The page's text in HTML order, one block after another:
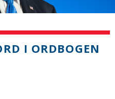
I ORDBOGEN